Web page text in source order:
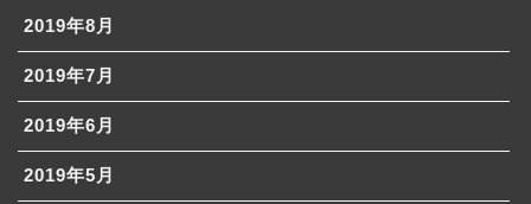
2019年8月
2019年7月
2019年6月
2019年5月